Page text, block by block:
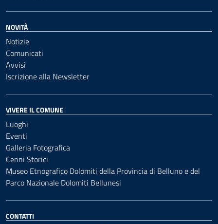
NOVITÀ
Notizie
Comunicati
Avvisi
Iscrizione alla Newsletter
VIVERE IL COMUNE
Luoghi
Eventi
Galleria Fotografica
Cenni Storici
Museo Etnografico Dolomiti della Provincia di Belluno e del
Parco Nazionale Dolomiti Bellunesi
CONTATTI